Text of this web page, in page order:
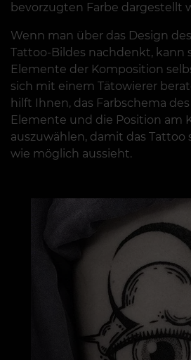
bevorzugten Farbe dargestellt
Wenn man über das Design
Tattoo-Bildes nachdenkt, kann
Elemente der Komposition
sich mit einem Tätowierer
hilft Ihnen, das Farbschema
Elemente und die Position am
auszuwählen, damit das Tattoo
wie möglich aussieht.